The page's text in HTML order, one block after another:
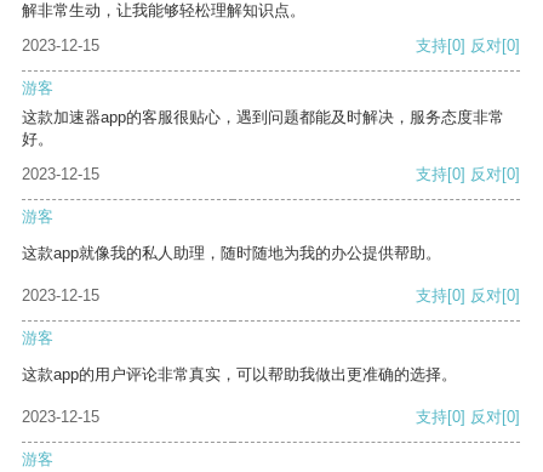
解非常生动，让我能够轻松理解知识点。
2023-12-15
支持[0] 反对[0]
游客
这款加速器app的客服很贴心，遇到问题都能及时解决，服务态度非常
好。
2023-12-15
支持[0] 反对[0]
游客
这款app就像我的私人助理，随时随地为我的办公提供帮助。
2023-12-15 支持[0] 反对[0]
游客
这款app的用户评论非常真实，可以帮助我做出更准确的选择。
2023-12-15 支持[0] 反对[0]
游客